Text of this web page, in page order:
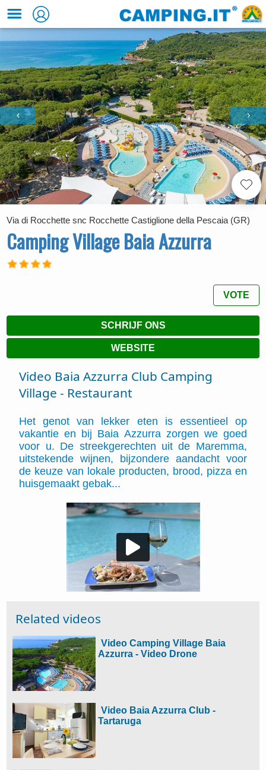
‹ ›
Via di Rocchette snc Rocchette Castiglione della Pescaia (GR)
Camping Village Baia Azzurra
VOTE
SCHRIJF ONS
WEBSITE
Video Baia Azzurra Club Camping
Village - Restaurant
Het genot van lekker eten is essentieel op
vakantie en bij Baia Azzurra zorgen we goed
voor u. De streekgerechten uit de Maremma,
uitstekende wijnen, bijzondere aandacht voor
de keuze van lokale producten, brood, pizza en
huisgemaakt gebak...
Related videos
Video Camping Village Baia
Azzurra - Video Drone
Video Baia Azzurra Club -
Tartaruga